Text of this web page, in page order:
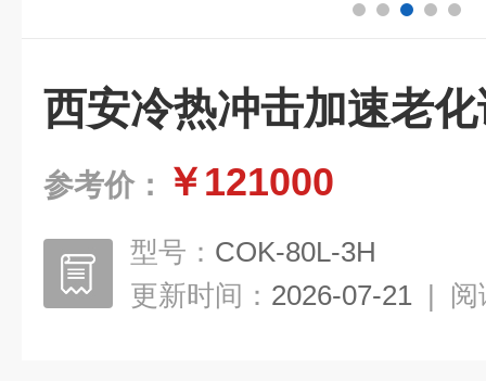
西安冷热冲击加速老
参考价： ￥121000
型号： COK-80L-3H
更新时间： 2026-07-21 | 阅